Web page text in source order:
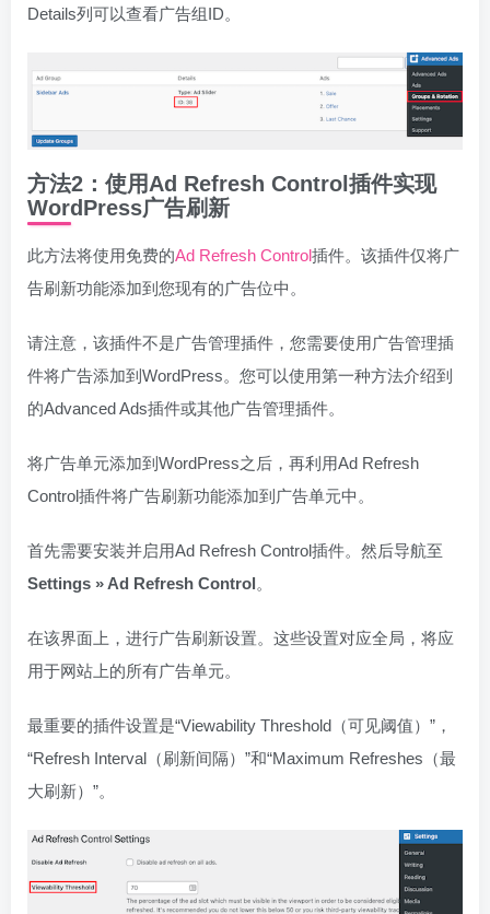
Details列可以查看广告组ID。
方法2：使用Ad Refresh Control插件实现
WordPress广告刷新
此方法将使用免费的Ad Refresh Control插件。该插件仅将广
告刷新功能添加到您现有的广告位中。
请注意，该插件不是广告管理插件，您需要使用广告管理插
件将广告添加到WordPress。您可以使用第一种方法介绍到
的Advanced Ads插件或其他广告管理插件。
将广告单元添加到WordPress之后，再利用Ad Refresh
Control插件将广告刷新功能添加到广告单元中。
首先需要安装并启用Ad Refresh Control插件。然后导航至
Settings » Ad Refresh Control。
在该界面上，进行广告刷新设置。这些设置对应全局，将应
用于网站上的所有广告单元。
最重要的插件设置是“Viewability Threshold（可见阈值）”，
“Refresh Interval（刷新间隔）”和“Maximum Refreshes（最
大刷新）”。